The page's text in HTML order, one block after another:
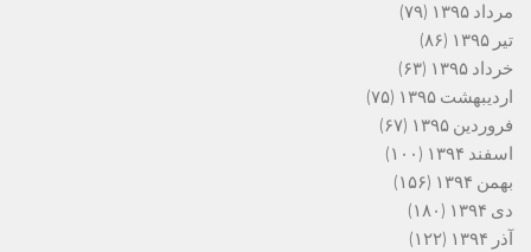
مرداد ۱۳۹۵
(۷۹)
تیر ۱۳۹۵
(۸۶)
خرداد ۱۳۹۵
(۶۳)
اردیبهشت ۱۳۹۵
(۷۵)
فروردین ۱۳۹۵
(۶۷)
اسفند ۱۳۹۴
(۱۰۰)
بهمن ۱۳۹۴
(۱۵۶)
دی ۱۳۹۴
(۱۸۰)
آذر ۱۳۹۴
(۱۲۲)